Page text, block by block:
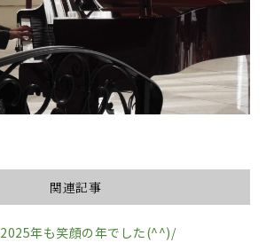
関連記事
2025年も笑顔の年でした(^^)/